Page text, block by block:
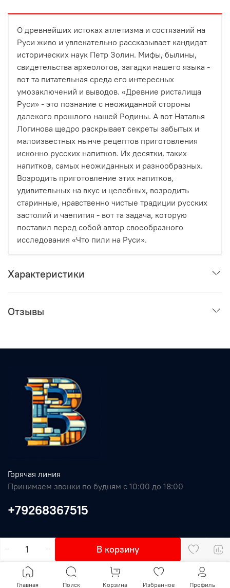
В корзину
О древнейших истоках атлетизма и состязаний на
Руси живо и увлекательно рассказывает кандидат
исторических наук Петр Золин. Мифы, былины,
свидетельства археологов, загадки нашего языка -
вот та питательная среда его интересных
умозаключений и выводов. «Древние ристалища
Руси» - это познание с неожиданной стороны
далекого прошлого нашей Родины. А вот Наталья
Логинова щедро раскрывает секреты забытых и
малоизвестных нынче рецептов приготовления
исконно русских напитков. Их десятки, таких
напитков, самых неожиданных и разнообразных.
Возродить приготовление этих напитков,
удивительных на вкус и целебных, возродить
старинные, нравственно чистые традиции русских
застолий и чаепития - вот та задача, которую
поставил перед собой автор своеобразного
исследования «Что пили на Руси».
Характеристики
Отзывы
Горячая линия
Принимаем звонки по будням с 10:00 до 18:00
+79268367515
Главная Поиск Корзина Избранное Профиль